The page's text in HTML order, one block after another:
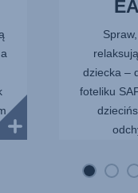
dziecka –
foteliku